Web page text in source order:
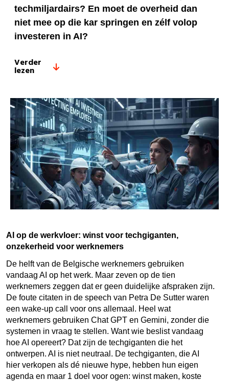
techmiljardairs? En moet de overheid dan
niet mee op die kar springen en zélf volop
investeren in AI?
Verder
lezen
AI op de werkvloer: winst voor techgiganten,
onzekerheid voor werknemers
De helft van de Belgische werknemers gebruiken
vandaag AI op het werk. Maar zeven op de tien
werknemers zeggen dat er geen duidelijke afspraken zijn.
De foute citaten in de speech van Petra De Sutter waren
een wake-up call voor ons allemaal. Heel wat
werknemers gebruiken Chat GPT en Gemini, zonder die
systemen in vraag te stellen. Want wie beslist vandaag
hoe AI opereert? Dat zijn de techgiganten die het
ontwerpen. AI is niet neutraal. De techgiganten, die AI
hier verkopen als dé nieuwe hype, hebben hun eigen
agenda en maar 1 doel voor ogen: winst maken, koste